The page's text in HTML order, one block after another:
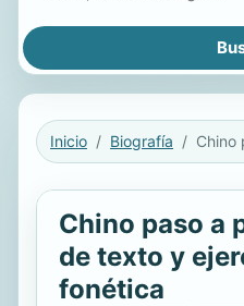
Inicio Biografía
Chino paso a
de texto y
fonética